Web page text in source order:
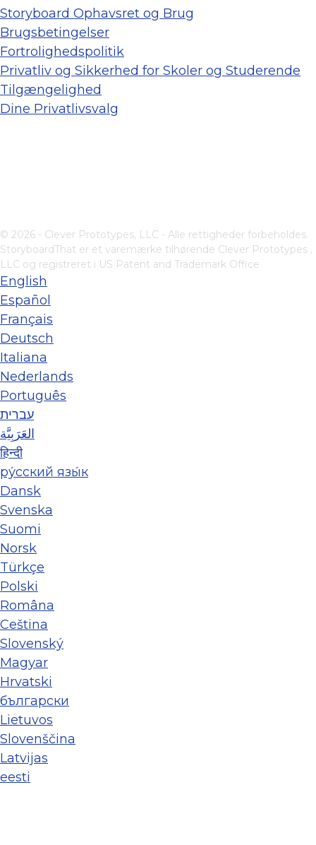
Storyboard Ophavsret og Brug
Brugsbetingelser
Fortrolighedspolitik
Privatliv og Sikkerhed for Skoler og Studerende
Tilgængelighed
Dine Privatlivsvalg
© 2026 - Clever Prototypes, LLC - Alle rettigheder forbeholdes.
StoryboardThat er et varemærke tilhørende Clever Prototypes ,
LLC og registreret i US Patent and Trademark Office
English
Español
Français
Deutsch
Italiana
Nederlands
Português
עברית
العَرَبِيَّة
हिन्दी
ру́сский язы́к
Dansk
Svenska
Suomi
Norsk
Türkçe
Polski
Româna
Ceština
Slovenský
Magyar
Hrvatski
български
Lietuvos
Slovenščina
Latvijas
eesti